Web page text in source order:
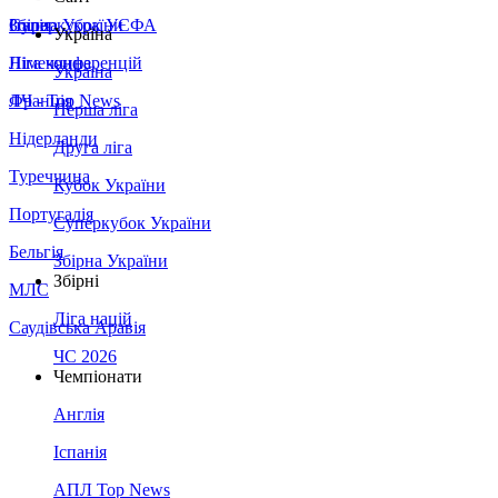
Збірна України
Італія
Німеччина
Франція
Нідерланди
Туреччина
Португалія
Бельгія
МЛС
Саудівська Аравія
Суперкубок УЄФА
Ліга конференцій
ЛЧ - Top News
Україна
Україна
Перша ліга
Друга ліга
Кубок України
Суперкубок України
Збірна України
Збірні
Ліга націй
ЧС 2026
Чемпіонати
Англія
Іспанія
АПЛ Top News